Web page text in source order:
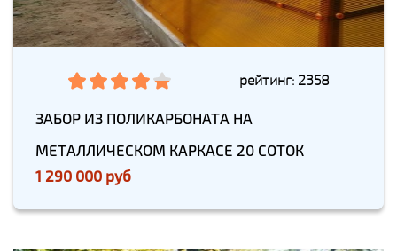
рейтинг: 2358
ЗАБОР ИЗ ПОЛИКАРБОНАТА НА
МЕТАЛЛИЧЕСКОМ КАРКАСЕ 20 СОТОК
1 290 000 руб